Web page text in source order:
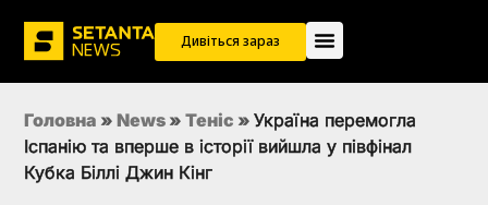
Дивіться зараз
Головна » News » Теніс » Україна перемогла
Іспанію та вперше в історії вийшла у півфінал
Кубка Біллі Джин Кінг